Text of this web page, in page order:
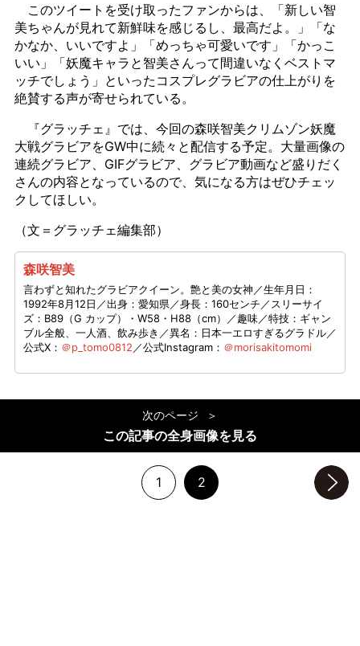
このツイートを受け取ったファンからは、「新しい智
美ちゃんが見れて新鮮味を感じるし、最高だよ。」「な
かなか、いいですよ」「めっちゃ可愛いです」「かっこ
いい」「妖魔キャラと智美さんって間違いなくベストマ
ッチでしょう」といったコスプレグラビアの仕上がりを
絶賛する声が寄せられている。
『グラッチェ』では、今回の森咲智美クリムゾン妖魔
大戦グラビアをGW中に続々と配信する予定。大量画像の
連続グラビア、GIFグラビア、グラビア動画など盛りだく
さんの内容となっているので、気になる方はぜひチェッ
クしてほしい。
（文＝グラッチェ編集部）
森咲智美
言わずと知れたグラビアクイーン。艶と美の女神／生年月日：
1992年8月12日／出身：愛知県／身長：160センチ／スリーサイ
ズ：B89（G カップ）・W58・H88（cm）／趣味／特技：ギャン
ブル全般、一人酒、飲み歩き／異名：日本一エロすぎるグラドル／
公式X： ＠p_tomo0812 ／公式Instagram： ＠morisakitomomi
次のページ
この記事の全身画像を見る
1 2